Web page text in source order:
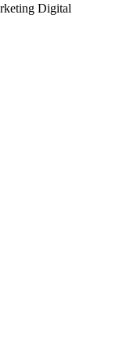
Digital